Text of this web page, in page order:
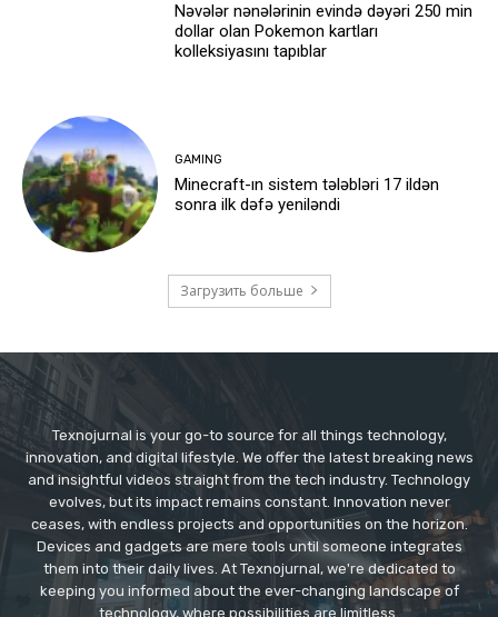
Nəvələr nənələrinin evində dəyəri 250 min
dollar olan Pokemon kartları
kolleksiyasını tapıblar
GAMING
Minecraft-ın sistem tələbləri 17 ildən
sonra ilk dəfə yeniləndi
Загрузить больше
Texnojurnal is your go-to source for all things technology,
innovation, and digital lifestyle. We offer the latest breaking news
and insightful videos straight from the tech industry. Technology
evolves, but its impact remains constant. Innovation never
ceases, with endless projects and opportunities on the horizon.
Devices and gadgets are mere tools until someone integrates
them into their daily lives. At Texnojurnal, we're dedicated to
keeping you informed about the ever-changing landscape of
technology, where possibilities are limitless.